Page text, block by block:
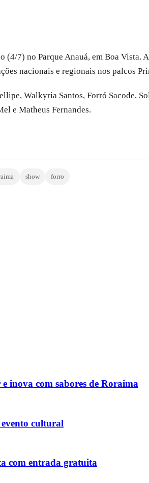
(4/7) no Parque Anauá, em Boa
nacionais e regionais nos palcos
Walkyria Santos, Forró Sacode,
e Matheus Fernandes.
show forro
inova com sabores de Roraima
cultural
com entrada gratuita